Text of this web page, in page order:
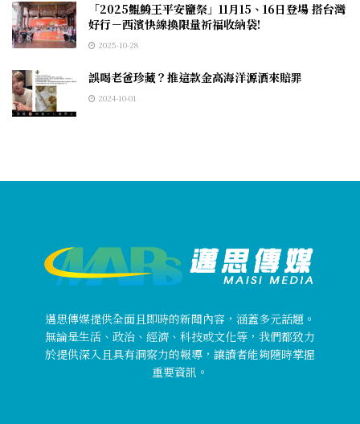
「2025鯤鯓王平安鹽祭」11月15、16日登場 搭台灣
好行－西濱快線換限量祈福收納袋!
2025-10-28
誤喝老爸珍藏？推這款金高海洋源酒來賠罪
2024-10-01
邁思傳媒提供全面且即時的新聞內容，涵蓋多元話題。
無論是生活、政治、經濟、科技或文化等，我們都致力
於提供深入且具有洞察力的報導，讓讀者能夠隨時掌握
重要資訊。